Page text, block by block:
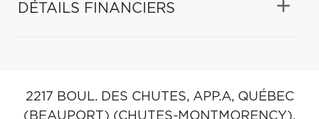
DÉTAILS FINANCIERS
2217 BOUL. DES CHUTES, APP.A, QUÉBEC
(BEAUPORT) (CHUTES-MONTMORENCY),